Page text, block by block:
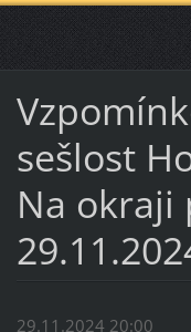
sešlost
Na okraji
29.11.2024 20:00